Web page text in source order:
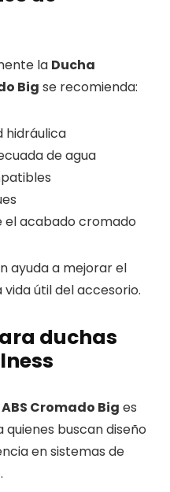
la Ducha
Big se recomienda:
hidráulica
de agua
el acabado cromado
ayuda a mejorar el
útil del accesorio.
duchas
Cromado Big es
buscan diseño
en sistemas de